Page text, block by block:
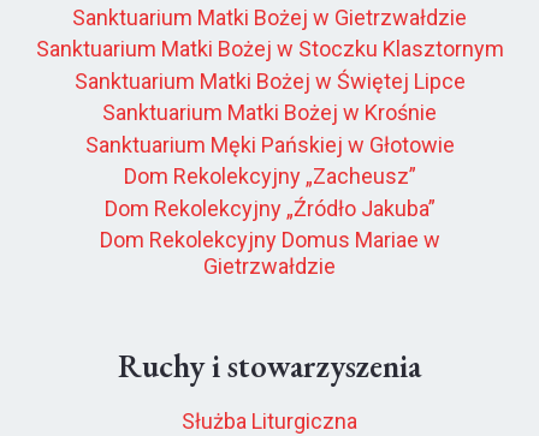
Sanktuarium Matki Bożej w Gietrzwałdzie
Sanktuarium Matki Bożej w Stoczku Klasztornym
Sanktuarium Matki Bożej w Świętej Lipce
Sanktuarium Matki Bożej w Krośnie
Sanktuarium Męki Pańskiej w Głotowie
Dom Rekolekcyjny „Zacheusz”
Dom Rekolekcyjny „Źródło Jakuba”
Dom Rekolekcyjny Domus Mariae w
Gietrzwałdzie
Ruchy i stowarzyszenia
Służba Liturgiczna